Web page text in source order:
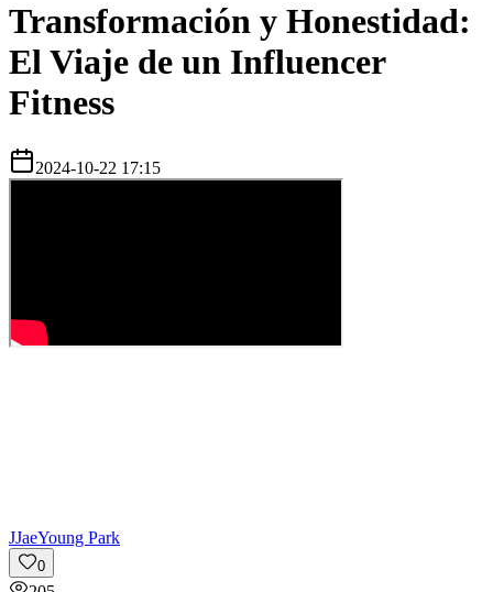
Transformación y Honestidad:
El Viaje de un Influencer
Fitness
2024-10-22 17:15
JJaeYoung Park
0